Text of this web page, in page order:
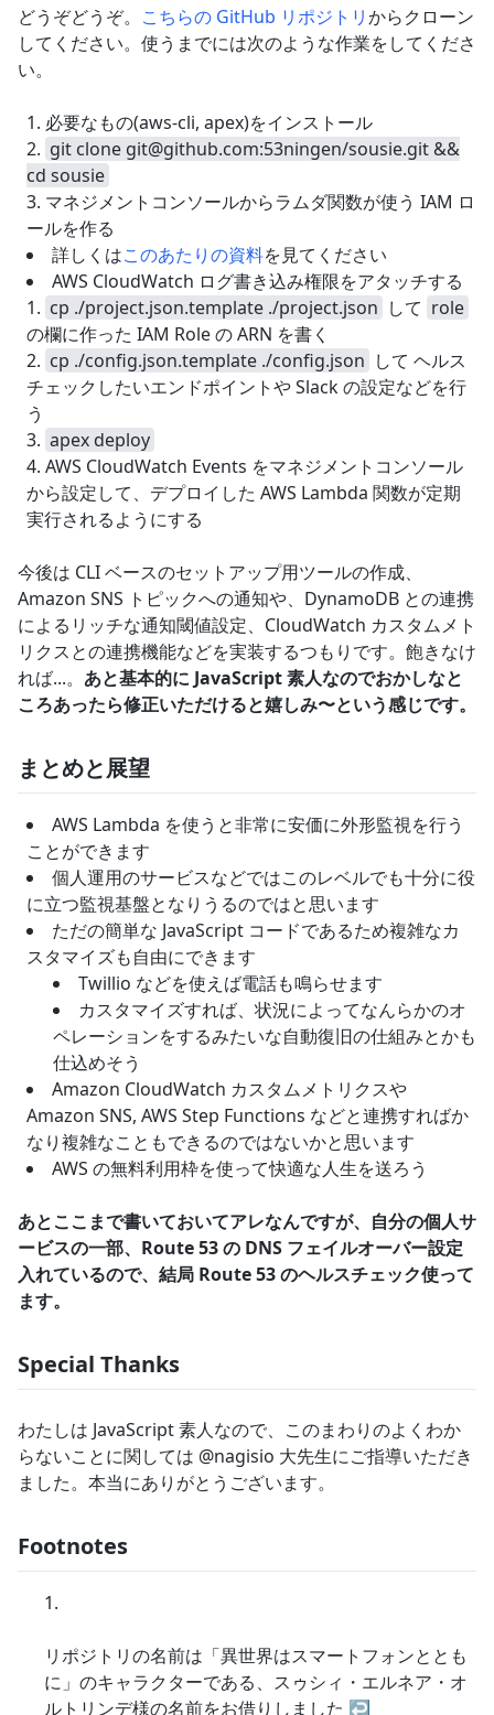
どうぞどうぞ。 こちらの GitHub リポジトリからクローン
してください。使うまでには次のような作業をしてくださ
い。
必要なもの(aws-cli, apex)をインストール
git clone git@github.com:53ningen/sousie.git &&
cd sousie
マネジメントコンソールからラムダ関数が使う IAM ロ
ールを作る
詳しくはこのあたりの資料を見てください
AWS CloudWatch ログ書き込み権限をアタッチする
cp ./project.json.template ./project.json して role
の欄に作った IAM Role の ARN を書く
cp ./config.json.template ./config.json して ヘルス
チェックしたいエンドポイントや Slack の設定などを行
う
apex deploy
AWS CloudWatch Events をマネジメントコンソール
から設定して、デプロイした AWS Lambda 関数が定期
実行されるようにする
今後は CLI ベースのセットアップ用ツールの作成、
Amazon SNS トピックへの通知や、DynamoDB との連携
によるリッチな通知閾値設定、CloudWatch カスタムメト
リクスとの連携機能などを実装するつもりです。飽きなけ
れば...。 あと基本的に JavaScript 素人なのでおかしなと
ころあったら修正いただけると嬉しみ〜という感じです。
まとめと展望
AWS Lambda を使うと非常に安価に外形監視を行う
ことができます
個人運用のサービスなどではこのレベルでも十分に役
に立つ監視基盤となりうるのではと思います
ただの簡単な JavaScript コードであるため複雑なカ
スタマイズも自由にできます
Twillio などを使えば電話も鳴らせます
カスタマイズすれば、状況によってなんらかのオ
ペレーションをするみたいな自動復旧の仕組みとかも
仕込めそう
Amazon CloudWatch カスタムメトリクスや
Amazon SNS, AWS Step Functions などと連携すればか
なり複雑なこともできるのではないかと思います
AWS の無料利用枠を使って快適な人生を送ろう
あとここまで書いておいてアレなんですが、自分の個人サ
ービスの一部、Route 53 の DNS フェイルオーバー設定
入れているので、結局 Route 53 のヘルスチェック使って
ます。
Special Thanks
わたしは JavaScript 素人なので、このまわりのよくわか
らないことに関しては @nagisio 大先生にご指導いただき
ました。本当にありがとうございます。
Footnotes
リポジトリの名前は「異世界はスマートフォンととも
に」のキャラクターである、スゥシィ・エルネア・オ
ルトリンデ様の名前をお借りしました ↩